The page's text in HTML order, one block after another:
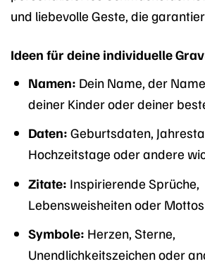
und liebevolle Geste, die
Ideen für deine individuelle
Namen: Dein Name, der
deiner Kinder oder deiner
Daten: Geburtsdaten,
Hochzeitstage oder andere
Zitate: Inspirierende Sprüche,
Lebensweisheiten oder Mottos
Symbole: Herzen, Sterne,
Unendlichkeitszeichen oder